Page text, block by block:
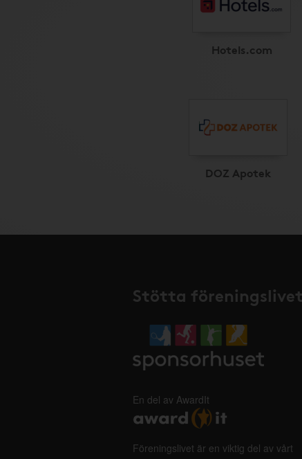
Hotels.com
DOZ Apotek
Stötta föreningslivet
En del av AwardIt
Föreningslivet är en viktig del av vårt